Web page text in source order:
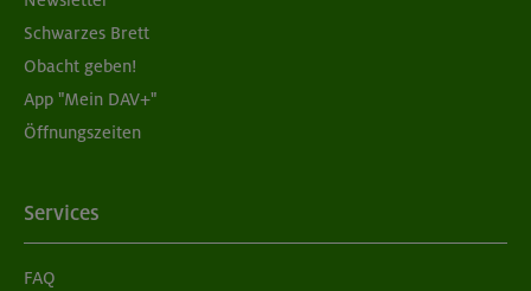
Schwarzes Brett
Obacht geben!
App "Mein DAV+"
Öffnungszeiten
Services
FAQ